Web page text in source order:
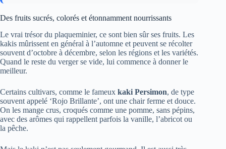
Des fruits sucrés, colorés et étonnamment nourrissants
Le vrai trésor du plaqueminier, ce sont bien sûr ses fruits. Les
kakis mûrissent en général à l’automne et peuvent se récolter
souvent d’octobre à décembre, selon les régions et les variétés.
Quand le reste du verger se vide, lui commence à donner le
meilleur.
Certains cultivars, comme le fameux kaki Persimon, de type
souvent appelé ‘Rojo Brillante’, ont une chair ferme et douce.
On les mange crus, croqués comme une pomme, sans pépins,
avec des arômes qui rappellent parfois la vanille, l’abricot ou
la pêche.